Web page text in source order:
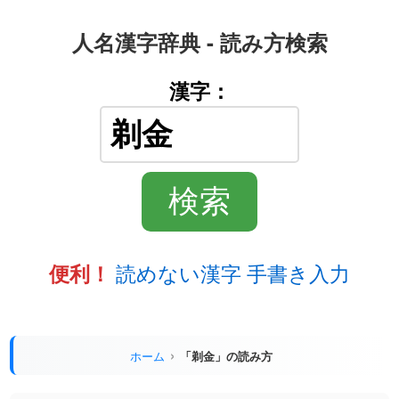
人名漢字辞典 - 読み方検索
漢字：
便利！ 読めない漢字 手書き入力
ホーム 「剃金」の読み方